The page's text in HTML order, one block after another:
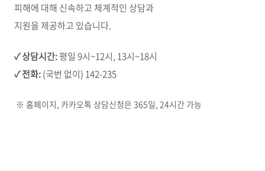
피해에 대해 신속하고 체계적인 상담과
지원을 제공하고 있습니다.
✓상담시간:평일 9시~12시, 13시~18시
✓전화:(국번 없이) 142-235
※ 홈페이지, 카카오톡 상담신청은 365일, 24시간 가능